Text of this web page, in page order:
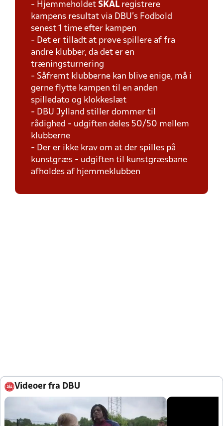
- Hjemmeholdet SKAL registrere
kampens resultat via DBU's Fodbold
senest 1 time efter kampen
- Det er tilladt at prøve spillere af fra
andre klubber, da det er en
træningsturnering
- Såfremt klubberne kan blive enige, må i
gerne flytte kampen til en anden
spilledato og klokkeslæt
- DBU Jylland stiller dommer til
rådighed - udgiften deles 50/50 mellem
klubberne
- Der er ikke krav om at der spilles på
kunstgræs - udgiften til kunstgræsbane
afholdes af hjemmeklubben
Videoer fra DBU